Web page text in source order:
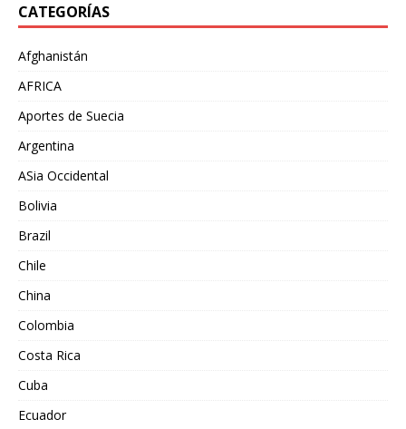
CATEGORÍAS
Afghanistán
AFRICA
Aportes de Suecia
Argentina
ASia Occidental
Bolivia
Brazil
Chile
China
Colombia
Costa Rica
Cuba
Ecuador